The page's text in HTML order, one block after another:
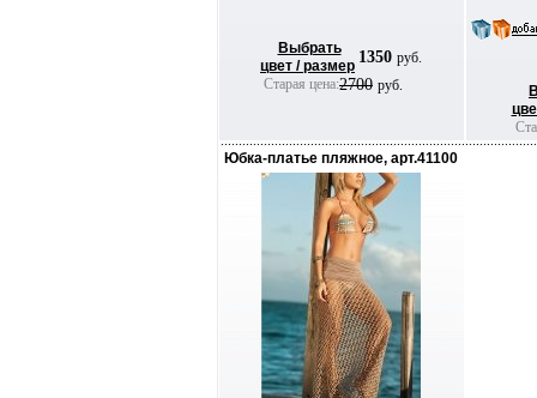
Выбрать
цвет / размер 1350 руб.
Старая цена:2700 руб.
Юбка-платье пляжное, арт.41100